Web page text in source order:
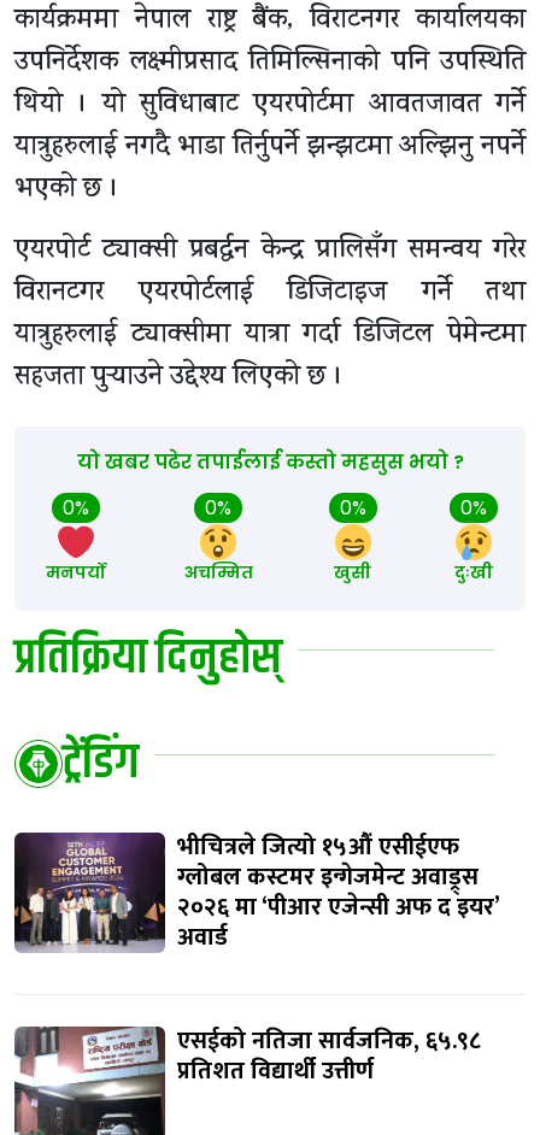
कार्यक्रममा नेपाल राष्ट्र बैंक, विराटनगर कार्यालयका
उपनिर्देशक लक्ष्मीप्रसाद तिमिल्सिनाको पनि उपस्थिति
थियो । यो सुविधाबाट एयरपोर्टमा आवतजावत गर्ने
यात्रुहरुलाई नगदै भाडा तिर्नुपर्ने झन्झटमा अल्झिनु नपर्ने
भएको छ ।
एयरपोर्ट ट्याक्सी प्रबर्द्धन केन्द्र प्रालिसँग समन्वय गरेर
विरानटगर एयरपोर्टलाई डिजिटाइज गर्ने तथा
यात्रुहरुलाई ट्याक्सीमा यात्रा गर्दा डिजिटल पेमेन्टमा
सहजता पुर्‍याउने उद्देश्य लिएको छ ।
यो खबर पढेर तपाईलाई कस्तो महसुस भयो ?
0%
मनपर्यो
0%
अचम्मित
0%
खुसी
0%
दुःखी
प्रतिक्रिया दिनुहोस्
ट्रेंडिंग
भीचित्रले जित्यो १५औं एसीईएफ
ग्लोबल कस्टमर इन्गेजमेन्ट अवाड्र्स
२०२६ मा ‘पीआर एजेन्सी अफ द इयर’
अवार्ड
एसईको नतिजा सार्वजनिक, ६५.९८
प्रतिशत विद्यार्थी उत्तीर्ण